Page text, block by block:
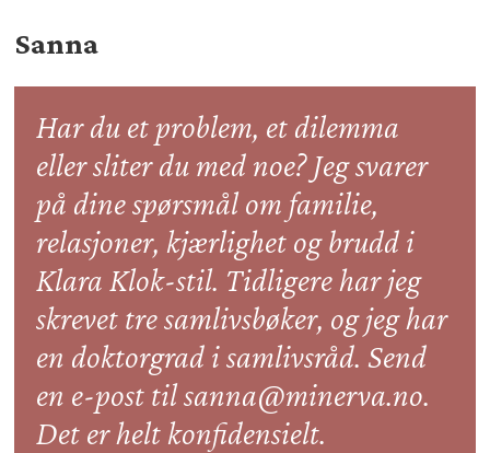
Sanna
Har du et problem, et dilemma
eller sliter du med noe? Jeg svarer
på dine spørsmål om familie,
relasjoner, kjærlighet og brudd i
Klara Klok-stil. Tidligere har jeg
skrevet tre samlivsbøker, og jeg har
en doktorgrad i samlivsråd. Send
en e-post til sanna@minerva.no.
Det er helt konfidensielt.